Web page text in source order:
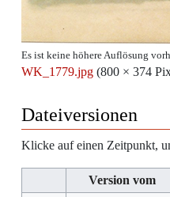
Es ist keine höhere Auflösung
WK_1779.jpg (800 × 374
Dateiversionen
Klicke auf einen Zeitpunkt,
Version vom